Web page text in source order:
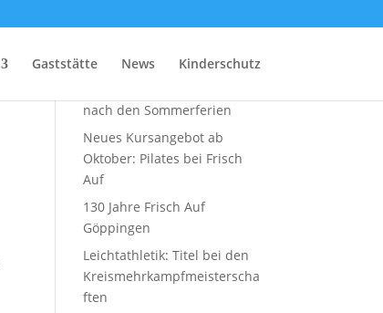
Gaststätte News Kinderschutz
Neueste Beiträge
nach den Sommerferien
Neues Kursangebot ab
Oktober: Pilates bei Frisch
Auf
130 Jahre Frisch Auf
Göppingen
Leichtathletik: Titel bei den
Kreismehrkampfmeisterscha
ften